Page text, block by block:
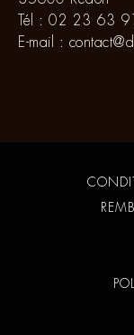
Tél : 02 23 63
E-mail :